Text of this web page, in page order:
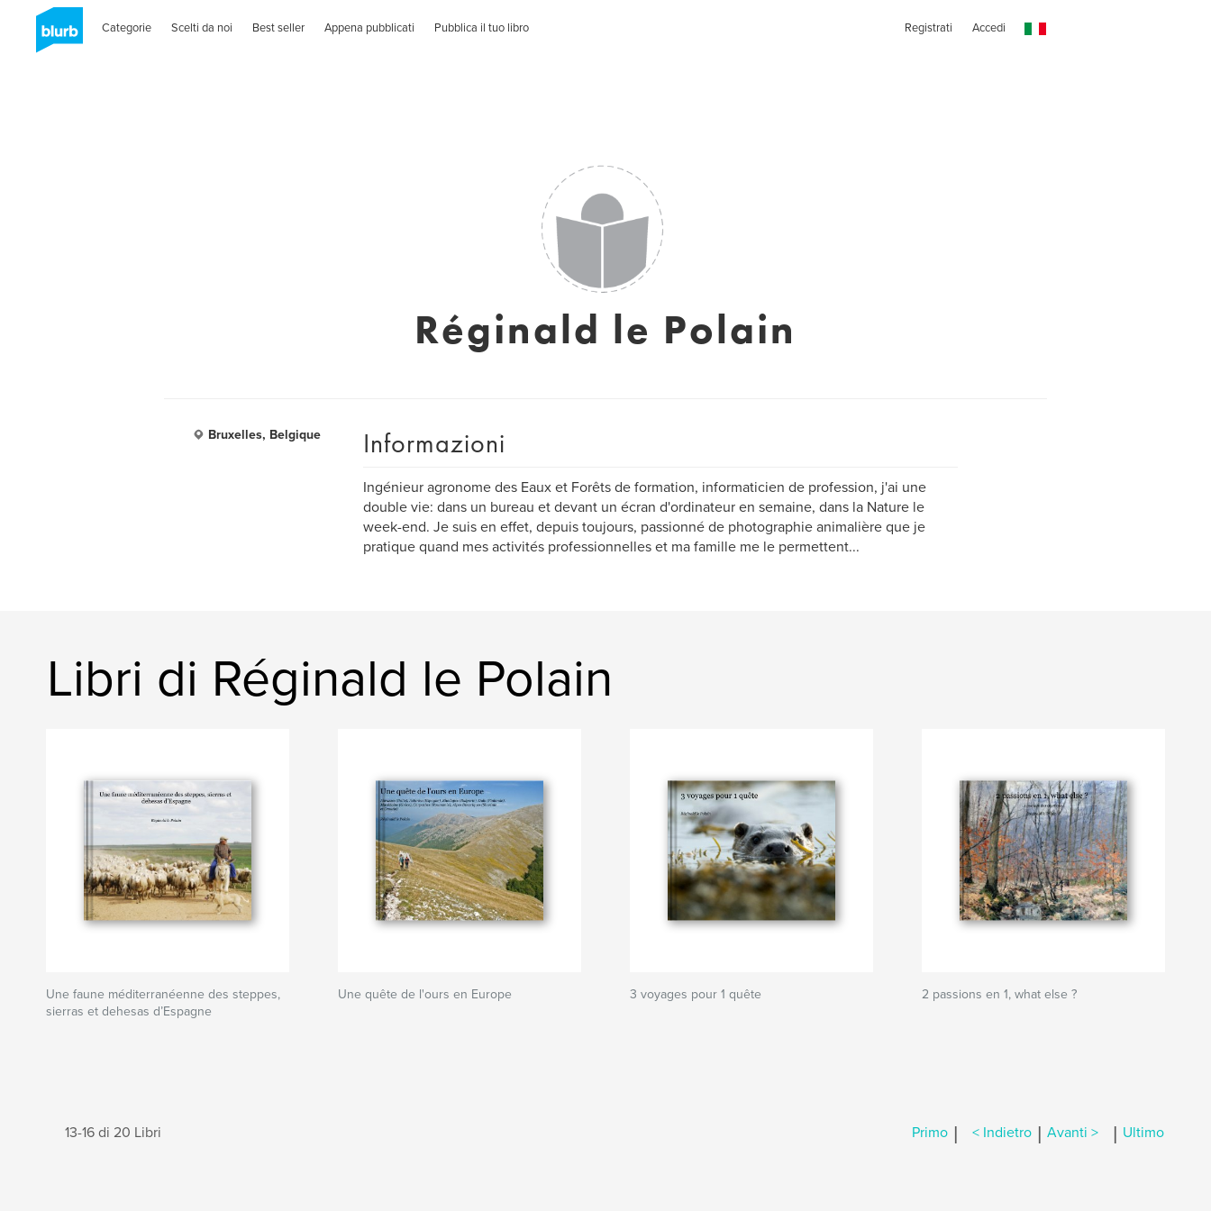
Categorie Scelti da noi Best seller Appena pubblicati Pubblica il tuo libro Registrati Accedi
Réginald le Polain
Bruxelles, Belgique Informazioni
Ingénieur agronome des Eaux et Forêts de formation, informaticien de profession, j'ai une
double vie: dans un bureau et devant un écran d'ordinateur en semaine, dans la Nature le
week-end. Je suis en effet, depuis toujours, passionné de photographie animalière que je
pratique quand mes activités professionnelles et ma famille me le permettent...
Libri di Réginald le Polain
Une faune méditerranéenne des steppes,
sierras et dehesas d’Espagne
Une quête de l'ours en Europe 3 voyages pour 1 quête 2 passions en 1, what else ?
13-16 di 20 Libri Primo | < Indietro | Avanti > | Ultimo